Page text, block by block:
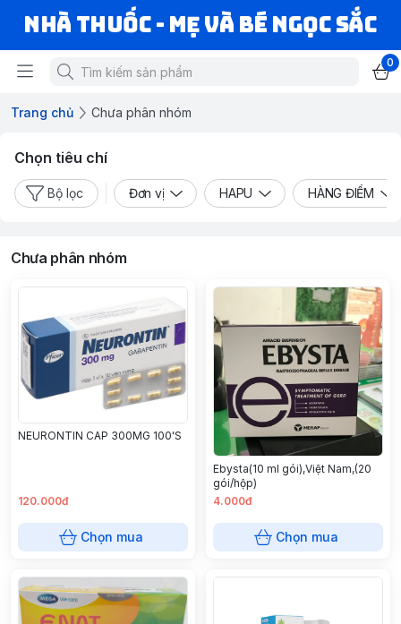
Nhà Thuốc - Mẹ và Bé Ngọc Sắc
0
Trang chủ Chưa phân nhóm
Chọn tiêu chí
Bộ lọc Đơn vị HAPU HÀNG ĐIỂM
Chưa phân nhóm
NEURONTIN CAP 300MG 100'S
120.000đ
Chọn mua
Ebysta(10 ml gói),Việt Nam,(20
gói/hộp)
4.000đ
Chọn mua